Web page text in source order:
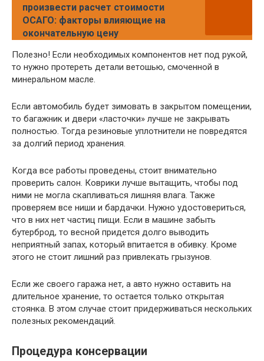
произвести расчет стоимости
ОСАГО: факторы влияющие на
окончательную цену
Полезно! Если необходимых компонентов нет под рукой,
то нужно протереть детали ветошью, смоченной в
минеральном масле.
Если автомобиль будет зимовать в закрытом помещении,
то багажник и двери «ласточки» лучше не закрывать
полностью. Тогда резиновые уплотнители не повредятся
за долгий период хранения.
Когда все работы проведены, стоит внимательно
проверить салон. Коврики лучше вытащить, чтобы под
ними не могла скапливаться лишняя влага. Также
проверяем все ниши и бардачки. Нужно удостовериться,
что в них нет частиц пищи. Если в машине забыть
бутерброд, то весной придется долго выводить
неприятный запах, который впитается в обивку. Кроме
этого не стоит лишний раз привлекать грызунов.
Если же своего гаража нет, а авто нужно оставить на
длительное хранение, то остается только открытая
стоянка. В этом случае стоит придерживаться нескольких
полезных рекомендаций.
Процедура консервации